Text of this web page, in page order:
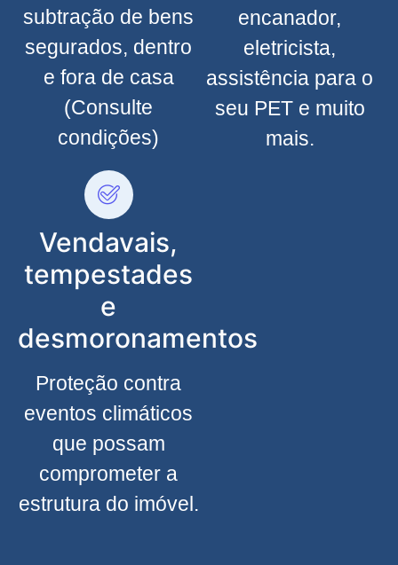
subtração de bens
segurados, dentro
e fora de casa
(Consulte
condições)
Vendavais,
tempestades
e
desmoronamentos
Proteção contra
eventos climáticos
que possam
comprometer a
estrutura do imóvel.
encanador,
eletricista,
assistência para o
seu PET e muito
mais.